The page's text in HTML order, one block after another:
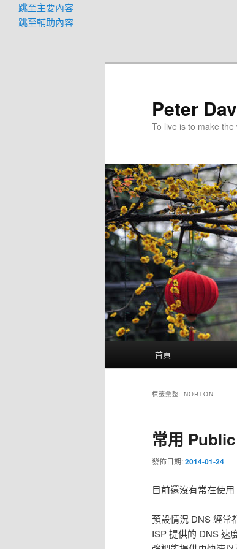
跳至主要內容
跳至輔助內容
Peter
To live is to make the
首頁
標籤彙整: NORTON
常用
發佈日期:2014-01-24
目前還沒有常在使
預設情況 DNS 經常
ISP 提供的 DNS 速